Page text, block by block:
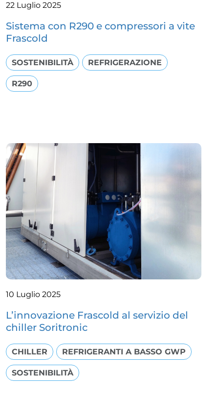
22 Luglio 2025
Sistema con R290 e compressori a vite
Frascold
SOSTENIBILITÀ REFRIGERAZIONE
R290
10 Luglio 2025
L’innovazione Frascold al servizio del
chiller Soritronic
CHILLER REFRIGERANTI A BASSO GWP
SOSTENIBILITÀ